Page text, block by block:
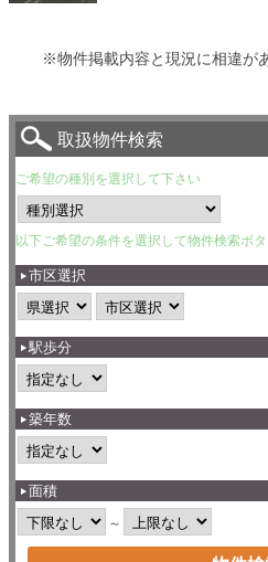
※物件掲載内容と現況に相違が
取扱物件検索
ご希望の種別を選択して下さい
以下ご希望の条件を選択して物件検索ボ
市区選択
駅歩分
築年数
面積
～